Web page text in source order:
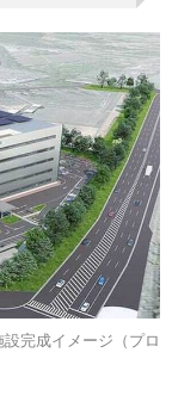
完成イメージ（プロ